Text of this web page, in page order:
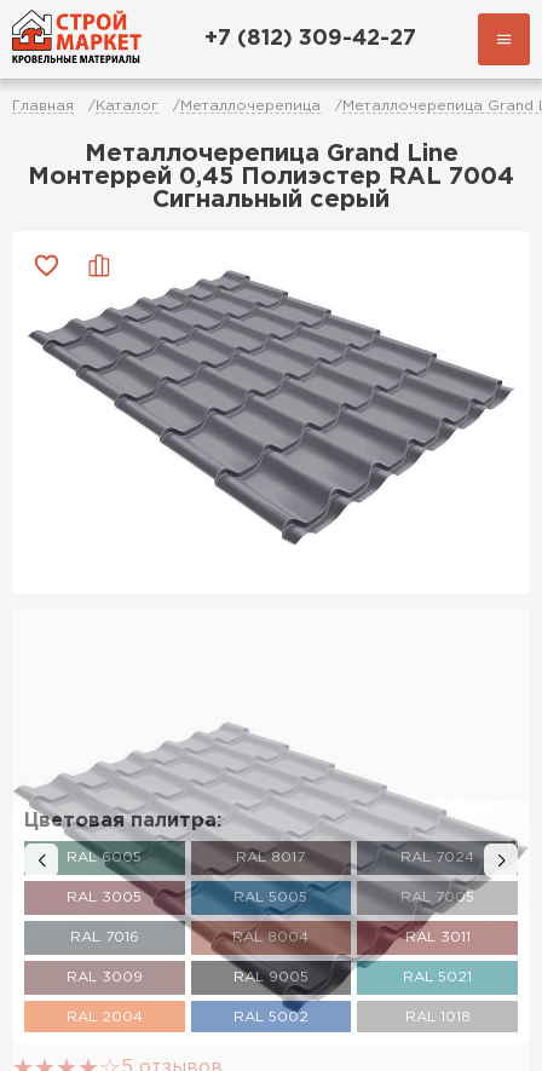
+7 (812) 309-42-27
Главная Каталог Металлочерепица Металлочерепица Grand
Металлочерепица Grand Line
Монтеррей 0,45 Полиэстер RAL 7004
Сигнальный серый
Цветовая палитра:
RAL 6005 RAL 8017 RAL 7024
RAL 3005 RAL 5005 RAL 7005
RAL 7016 RAL 8004 RAL 3011
RAL 3009 RAL 9005 RAL 5021
RAL 2004 RAL 5002 RAL 1018
RAL 3003